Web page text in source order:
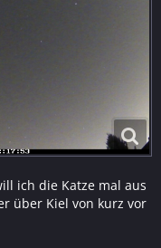
ich die Katze mal aus
über Kiel von kurz vor